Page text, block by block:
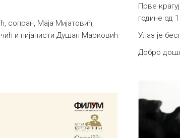
сопран, Маја Мијатовић,
и пијанисти Душан Марковић
Прве
године од
Улаз је
Добро